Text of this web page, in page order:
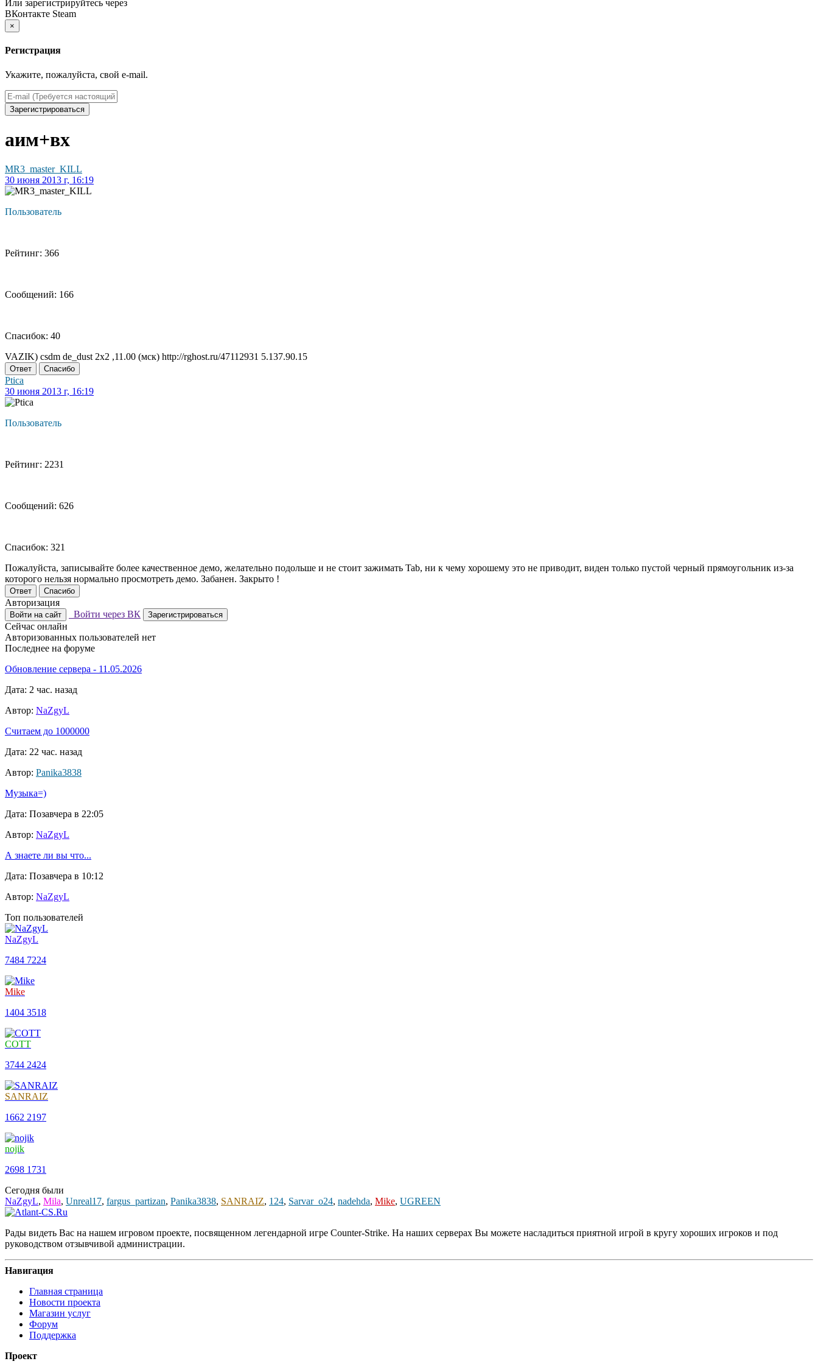
Или зарегистрируйтесь через
ВКонтакте Steam
×
Регистрация
Укажите, пожалуйста, свой e-mail.
Зарегистрироваться
аим+вх
MR3_master_KILL
30 июня 2013 г, 16:19
Пользователь
Рейтинг: 366
Сообщений: 166
Спасибок: 40
VAZIK) csdm de_dust 2x2 ,11.00 (мск) http://rghost.ru/47112931 5.137.90.15
Ответ Спасибо
Ptica
30 июня 2013 г, 16:19
Пользователь
Рейтинг: 2231
Сообщений: 626
Спасибок: 321
Пожалуйста, записывайте более качественное демо, желательно подольше и не стоит зажимать Tab, ни к чему хорошему это не приводит, виден только пустой черный прямоугольник из-за
которого нельзя нормально просмотреть демо. Забанен. Закрыто !
Ответ Спасибо
Авторизация
Войти на сайт Войти через ВК Зарегистрироваться
Сейчас онлайн
Авторизованных пользователей нет
Последнее на форуме
Обновление сервера - 11.05.2026
Дата: 2 час. назад
Автор: NaZgyL
Считаем до 1000000
Дата: 22 час. назад
Автор: Panika3838
Музыка=)
Дата: Позавчера в 22:05
Автор: NaZgyL
А знаете ли вы что...
Дата: Позавчера в 10:12
Автор: NaZgyL
Топ пользователей
NaZgyL
7484 7224
Mike
1404 3518
COTT
3744 2424
SANRAIZ
1662 2197
nojik
2698 1731
Сегодня были
NaZgyL, Mila, Unreal17, fargus_partizan, Panika3838, SANRAIZ, 124, Sarvar_o24, nadehda, Mike, UGREEN
Рады видеть Вас на нашем игровом проекте, посвященном легендарной игре Counter-Strike. На наших серверах Вы можете насладиться приятной игрой в кругу хороших игроков и под
руководством отзывчивой администрации.
Навигация
Главная страница
Новости проекта
Магазин услуг
Форум
Поддержка
Проект